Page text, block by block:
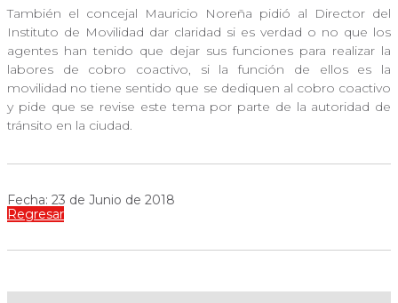
También el concejal Mauricio Noreña pidió al Director del
Instituto de Movilidad dar claridad si es verdad o no que los
agentes han tenido que dejar sus funciones para realizar la
labores de cobro coactivo, si la función de ellos es la
movilidad no tiene sentido que se dediquen al cobro coactivo
y pide que se revise este tema por parte de la autoridad de
tránsito en la ciudad.
Fecha: 23 de Junio de 2018
Regresar